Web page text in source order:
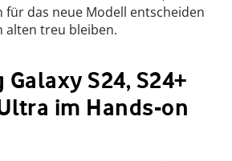
für das neue Modell entscheiden
alten treu bleiben.
S24, S24+
im Hands-on